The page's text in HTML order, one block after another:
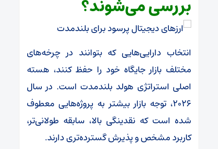
بررسی می‌شوند؟
انتخاب دارایی‌هایی که بتوانند در چرخه‌های
مختلف بازار جایگاه خود را حفظ کنند، هسته
اصلی استراتژی هولد بلندمدت است. در سال
۲۰۲۶، توجه بازار بیشتر به پروژه‌هایی معطوف
شده است که نقدینگی بالا، سابقه طولانی‌تر،
کاربرد مشخص و پذیرش گسترده‌تری دارند.